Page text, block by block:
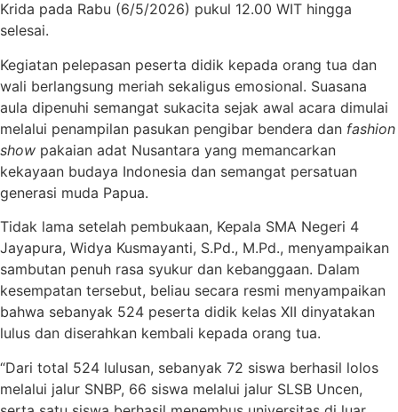
Krida pada Rabu (6/5/2026) pukul 12.00 WIT hingga
selesai.
Kegiatan pelepasan peserta didik kepada orang tua dan
wali berlangsung meriah sekaligus emosional. Suasana
aula dipenuhi semangat sukacita sejak awal acara dimulai
melalui penampilan pasukan pengibar bendera dan fashion
show pakaian adat Nusantara yang memancarkan
kekayaan budaya Indonesia dan semangat persatuan
generasi muda Papua.
Tidak lama setelah pembukaan, Kepala SMA Negeri 4
Jayapura, Widya Kusmayanti, S.Pd., M.Pd., menyampaikan
sambutan penuh rasa syukur dan kebanggaan. Dalam
kesempatan tersebut, beliau secara resmi menyampaikan
bahwa sebanyak 524 peserta didik kelas XII dinyatakan
lulus dan diserahkan kembali kepada orang tua.
“Dari total 524 lulusan, sebanyak 72 siswa berhasil lolos
melalui jalur SNBP, 66 siswa melalui jalur SLSB Uncen,